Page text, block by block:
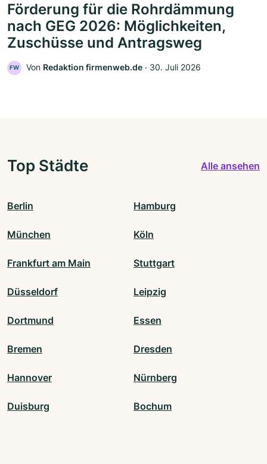
Förderung für die Rohrdämmung
nach GEG 2026: Möglichkeiten,
Zuschüsse und Antragsweg
FW Von Redaktion firmenweb.de ‧ 30. Juli 2026
Top Städte Alle ansehen
Berlin Hamburg
München Köln
Frankfurt am Main Stuttgart
Düsseldorf Leipzig
Dortmund Essen
Bremen Dresden
Hannover Nürnberg
Duisburg Bochum